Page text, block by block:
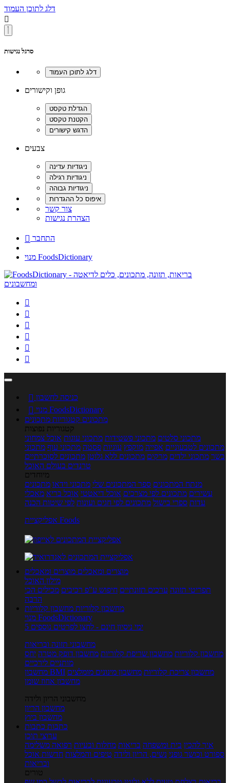
דלג לתוכן העמוד

סרגל נגישות
גופן וקישורים
צבעים
צור קשר
הצהרת נגישות
 התחבר
מנוי FoodsDictionary






 כניסה לחשבון

מנוי FoodsDictionary
מתכונים קטגוריות מתכונים
קטגוריות נפוצות
מתכוני סלטים מתכוני פשטידות מתכוני עוגות אוכל צמחוני
מתכונים לטבעוניים אפייה מוקפץ עוגיות פסטה מתכוני עוף מתכוני
בשר מתכוני ילדים מרקים מתכונים ללא גלוטן מתכונים לסוכרתיים
טרנדים בעולם האוכל
מיוחדים
מנתח המתכונים ספר המתכונים שלי מתכוני וידאו מתכונים
עשירים מתכונים לפי מצרכים אוכל דיאטטי אוכל בריא מאכלי
עדות ספרי בישול מתכונים לפי חגים ועונות לפי שיטות הכנה
אפליקציית Foods
מוצרים ומאכלים מוצרים ומאכלים
מילון האוכל
תפריטי תזונה ערכים תזונתיים חיפוש ע"פ רכיבים מכילים הכי
הרבה
מחשבון קלוריות מחשבון קלוריות
מנוי FoodsDictionary
5 ימי ניסיון חינם - לחצו לפרטים נוספים
מחשבוני תזונה ובריאות
מחשבון קלוריות מחשבון שריפת קלוריות מחשבון דופק מטרה יחס
מותניים לירכיים
מחשבון BMI
מחשבון צריכת קלוריות מחשבון מינונים מומלצים
מחשבון אחוז שומן
מחשבוני הריון ולידה
מחשבון הריון
מחשבון ביוץ
כתבות כתבות
ערוצי תוכן
איך להכין בית ומשפחה בריאות מחלות ובעיות רפואה משלימה
ספורט וכושר גופני נשים, הריון ולידה טיפים והמלצות חדשות אוכל
ובריאות
טורים